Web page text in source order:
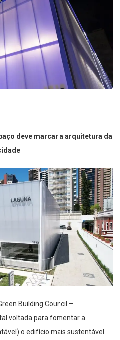
deve marcar a arquitetura da
Building Council –
voltada para fomentar a
o edifício mais sustentável